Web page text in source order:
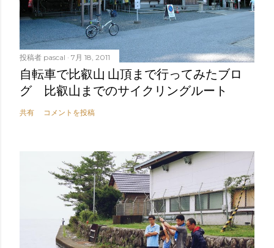
投稿者 pascal 7月 18, 2011
自転車で比叡山 山頂まで行ってみたブロ
グ 比叡山までのサイクリングルート
共有 コメントを投稿